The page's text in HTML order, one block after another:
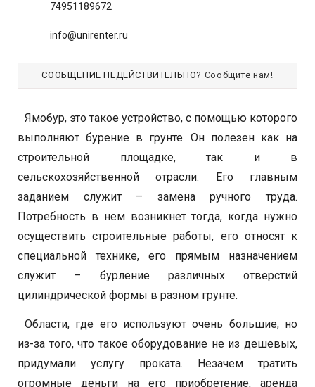
74951189672
info@unirenter.ru
СООБЩЕНИЕ НЕДЕЙСТВИТЕЛЬНО? Сообщите нам!
Ямобур, это такое устройство, с помощью которого
выполняют бурение в грунте. Он полезен как на
строительной площадке, так и в
сельскохозяйственной отрасли. Его главным
заданием служит – замена ручного труда.
Потребность в нем возникнет тогда, когда нужно
осуществить строительные работы, его относят к
специальной технике, его прямым назначением
служит – бурление различных отверстий
цилиндрической формы в разном грунте.
Области, где его используют очень большие, но
из-за того, что такое оборудование не из дешевых,
придумали услугу проката. Незачем тратить
огромные деньги на его приобретение, аренда